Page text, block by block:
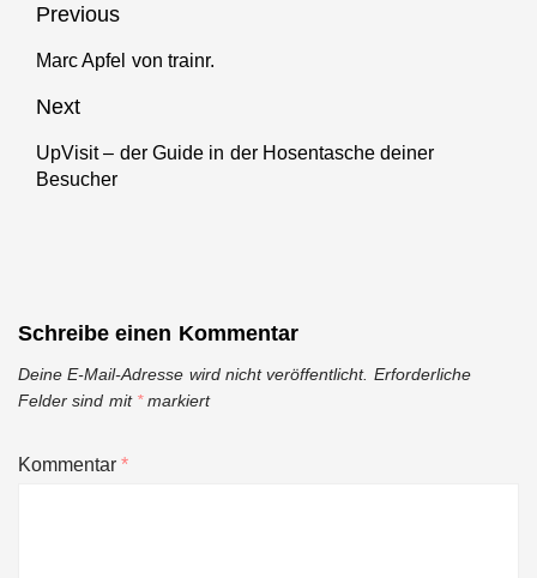
Beitragsnavigation
Previous
Previous
Marc Apfel von trainr.
Next
Next
post:
UpVisit – der Guide in der Hosentasche deiner
Besucher
Schreibe einen Kommentar
Deine E-Mail-Adresse wird nicht veröffentlicht. Erforderliche
Felder sind mit *markiert
Kommentar*